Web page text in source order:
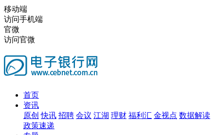
移动端
访问手机端
官微
访问官微
首页
资讯
原创 快讯 招聘 会议 江湖 理财 福利汇 金视点 数据解读
政策速递